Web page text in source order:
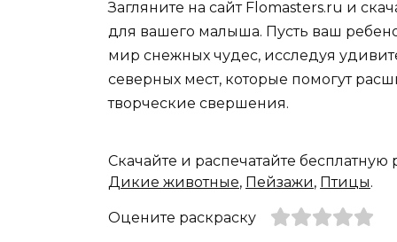
Загляните на сайт Flomasters.ru и
для вашего малыша. Пусть ваш
мир снежных чудес, исследуя
северных мест, которые помогут
творческие свершения.
Скачайте и распечатайте
Дикие животные, Пейзажи, Птицы.
Оцените раскраску